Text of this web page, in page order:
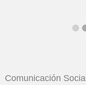
Comunicación Social